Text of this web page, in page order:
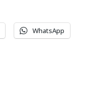
WhatsApp